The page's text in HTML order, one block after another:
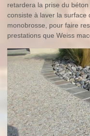
retardera la prise du
consiste à laver la surface
monobrosse, pour faire
prestations que Weiss